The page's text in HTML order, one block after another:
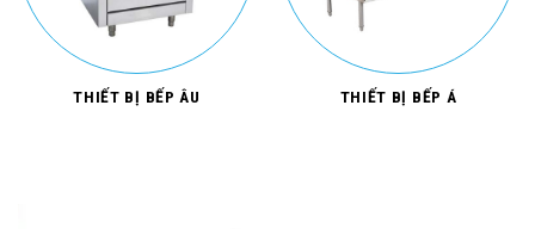
THIẾT BỊ BẾP ÂU THIẾT BỊ BẾP Á